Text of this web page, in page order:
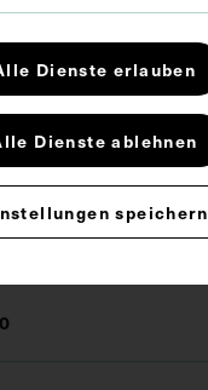
Pathologe
Dienste erlauben
Dienste ablehnen
speichern